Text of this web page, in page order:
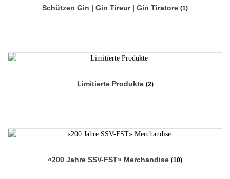
Schützen Gin | Gin Tireur | Gin Tiratore (1)
Limitierte Produkte (2)
«200 Jahre SSV-FST» Merchandise (10)